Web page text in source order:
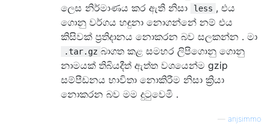
ලෙස නිර්මාණය කර ඇති නිසා
less , එය
ගොනු වර්ගය හඳුනා නොගන්නේ නම් එය
කිසිවක් ප්‍රතිදානය නොකරන බව සලකන්න . මා
.tar.gz බාගත කළ සමහර ලිපිගොනු ගොනු
නාමයක් තිබියදීත් ඇත්ත වශයෙන්ම gzip
සම්පීඩනය භාවිතා නොකිරීම නිසා ක්‍රියා
නොකරන බව මම දුටුවෙමි .
anjsimmo